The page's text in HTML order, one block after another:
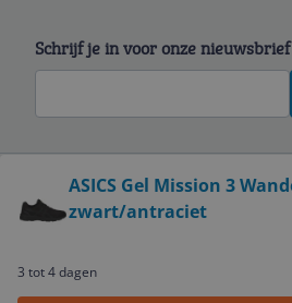
ASICS Gel Mission 3
zwart/antraciet
3 tot 4 dagen
Schrijf je in voor onze nieuwsbrief
Service
Algemeen